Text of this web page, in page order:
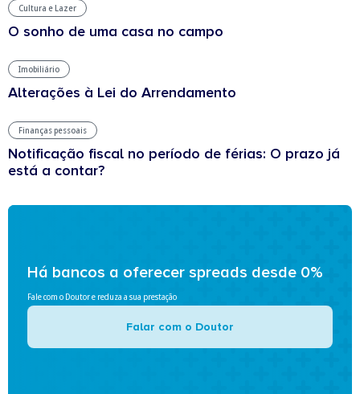
Cultura e Lazer
O sonho de uma casa no campo
Imobiliário
Alterações à Lei do Arrendamento
Finanças pessoais
Notificação fiscal no período de férias: O prazo já
está a contar?
Há bancos a oferecer spreads desde 0%
Fale com o Doutor e reduza a sua prestação
Falar com o Doutor